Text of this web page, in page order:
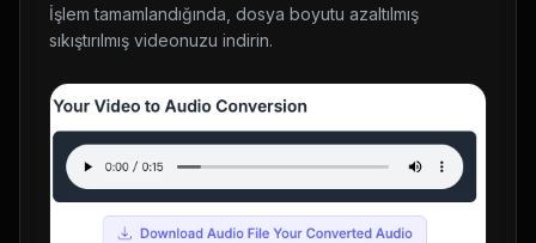
İşlem tamamlandığında, dosya boyutu azaltılmış
sıkıştırılmış videonuzu indirin.